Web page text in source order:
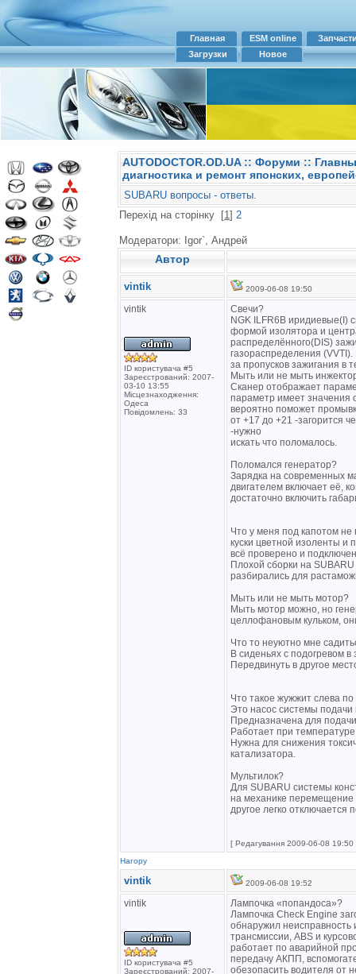
Главная ESM online
Загрузки
Новое
AUTODOCTOR.OD.UA:: Форуми ::
диагностика и ремонт японских,
SUBARU вопросы - ответы.
Перехід на сторінку
[1] 2
Модератори: Igor`, Андрей
Автор
vintik 2009-06-08 19:50
vintik
ID користувача #5
Зареєстрований: 2007-
03-10 13:55
Місцезнаходження:
Одеса
Повідомлень: 33
Свечи?
NGK ILFR6B иридиевые(I)
формой изолятора и
распределённого(DIS)
газораспределения
за пропусков зажигания в
Мыть или не мыть
Сканер отображает
параметр имеет значения
вероятно поможет
от +17 до +21 -загорится
-нужно
искать что поломалось.
Поломался генератор?
Зарядка на современных
двигателем включает её,
достаточно включить
Что у меня под капотом не
куски цветной изоленты и
всё проверено и
Плохой сборки на
разбирались для
Мыть или не мыть мотор?
Мыть мотор можно, но
целлофановым кульком,
Что то неуютно мне
В сиденьях с подогревом
Передвинуть в другое
Что такое жужжит слева
Это насос системы подачи
Предназначена для
Работает при
Нужна для снижения
катализатора.
Мультилок?
Для SUBARU системы
на механике перемещение
другое легко
[ Редагування 2009-06-08 19:50
Нагору
vintik 2009-06-08 19:52
vintik
ID користувача #5
Зареєстрований: 2007-
Лампочка «попандоса»?
Лампочка Check Engine
обнаружил неисправность
трансмиссии, ABS и
работает по аварийной
передачу АКПП,
обезопасить водителя от